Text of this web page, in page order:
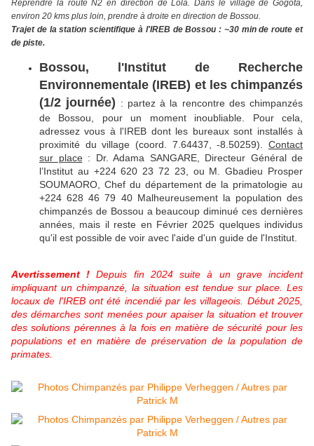
Reprendre la route N2 en direction de Lola. Dans le village de Gogota,
environ 20 kms plus loin, prendre à droite en direction de Bossou.
Trajet de la station scientifique à l'IREB de Bossou : ~30 min de route et
de piste.
Bossou, l'Institut de Recherche
Environnementale (IREB) et les chimpanzés
(1/2 journée) : partez à la rencontre des chimpanzés
de Bossou, pour un moment inoubliable. Pour cela,
adressez vous à l'IREB dont les bureaux sont installés à
proximité du village (coord. 7.64437, -8.50259). Contact
sur place: Dr. Adama SANGARE, Directeur Général de
l’Institut au +224 620 23 72 23, ou M. Gbadieu Prosper
SOUMAORO, Chef du département de la primatologie au
+224 628 46 79 40 Malheureusement la population des
chimpanzés de Bossou a beaucoup diminué ces dernières
années, mais il reste en Février 2025 quelques individus
qu'il est possible de voir avec l'aide d'un guide de l'Institut.
Avertissement !Depuis fin 2024 suite à un grave incident
impliquant un chimpanzé, la situation est tendue sur place. Les
locaux de l'IREB ont été incendié par les villageois. Début 2025,
des démarches sont menées pour apaiser la situation et trouver
des solutions pérennes à la fois en matière de sécurité pour les
populations et en matière de préservation de la population de
primates.